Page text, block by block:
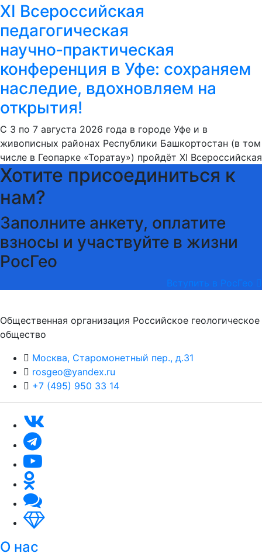
XI Всероссийская
педагогическая
научно‑практическая
конференция в Уфе: сохраняем
наследие, вдохновляем на
открытия!
С 3 по 7 августа 2026 года в городе Уфе и в
живописных районах Республики Башкортостан (в том
числе в Геопарке «Торатау») пройдёт XI Всероссийская
Хотите присоединиться к
нам?
Заполните анкету, оплатите
взносы и участвуйте в жизни
РосГео
Вступить в РосГео
Общественная организация Российское геологическое
общество
Москва, Старомонетный пер., д.31
rosgeo@yandex.ru
+7 (495) 950 33 14
О нас